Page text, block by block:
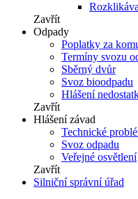
Zavřít
Odpady
Poplatky za
Termíny svozu
Sběrný dvůr
Svoz bioodpadu
Hlášení
Zavřít
Hlášení závad
Technické
Svoz odpadu
Veřejné osvětlení
Zavřít
Silniční správní úřad